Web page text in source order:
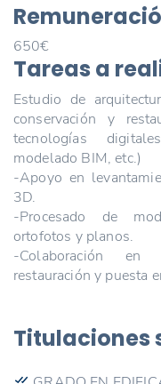
650€
Tareas a
Estudio de
conservación y
tecnologías
modelado BIM, etc.)
-Apoyo en
3D.
-Procesado de
ortofotos y planos.
-Colaboración en
restauración y puesta
Titulaciones